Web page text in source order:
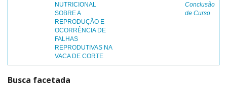
NUTRICIONAL
SOBRE A
REPRODUÇÃO E
OCORRÊNCIA DE
FALHAS
REPRODUTIVAS NA
VACA DE CORTE
Conclusão
de Curso
Busca facetada